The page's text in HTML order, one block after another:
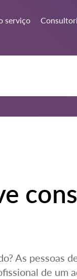
serviço
As pessoas
de um